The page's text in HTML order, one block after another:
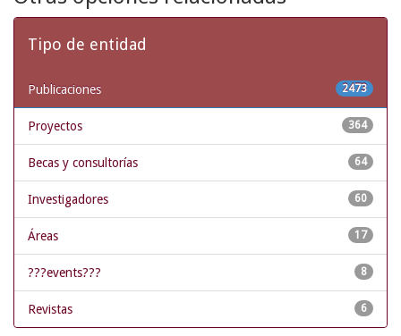
Tipo de entidad
2473
Publicaciones
364
Proyectos
64
Becas y consultorías
60
Investigadores
17
Áreas
8
???events???
6
Revistas